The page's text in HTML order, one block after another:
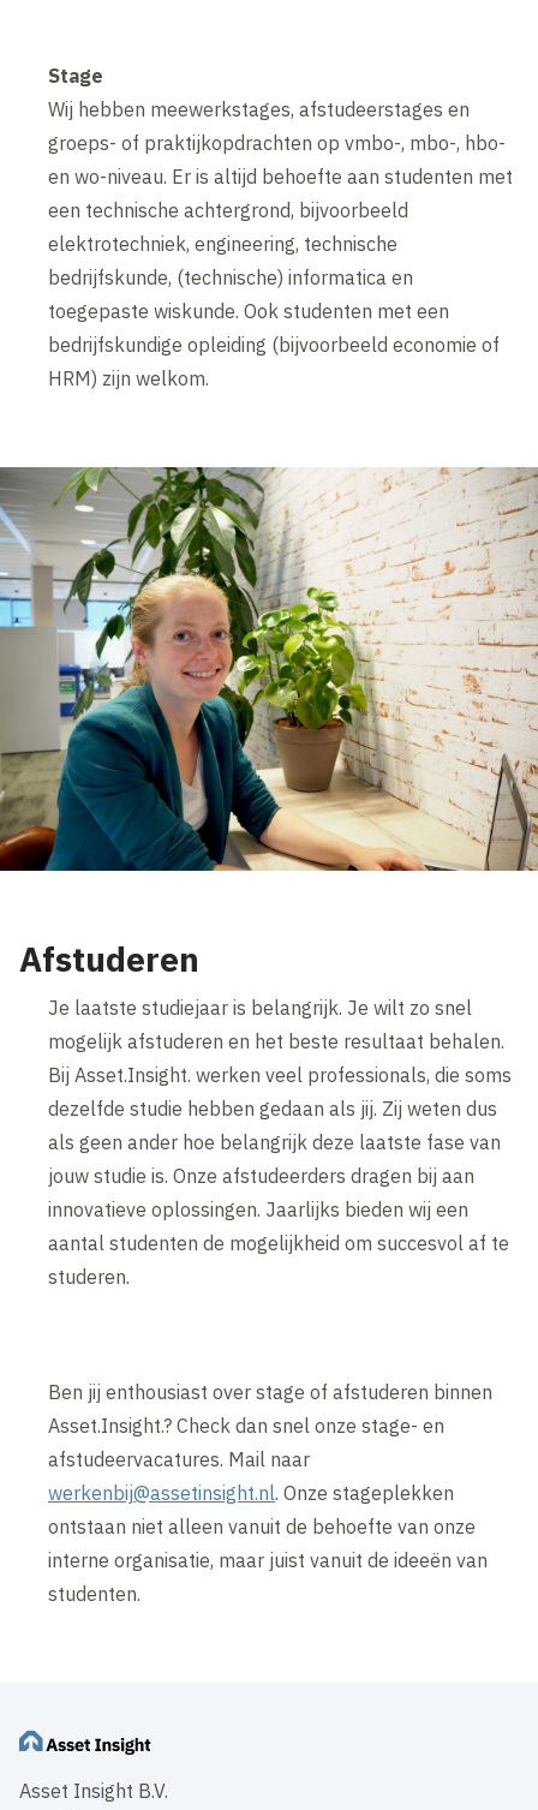
Stage
Wij hebben meewerkstages, afstudeerstages en
groeps- of praktijkopdrachten op vmbo-, mbo-, hbo-
en wo-niveau. Er is altijd behoefte aan studenten met
een technische achtergrond, bijvoorbeeld
elektrotechniek, engineering, technische
bedrijfskunde, (technische) informatica en
toegepaste wiskunde. Ook studenten met een
bedrijfskundige opleiding (bijvoorbeeld economie of
HRM) zijn welkom.
Afstuderen
Je laatste studiejaar is belangrijk. Je wilt zo snel
mogelijk afstuderen en het beste resultaat behalen.
Bij Asset.Insight. werken veel professionals, die soms
dezelfde studie hebben gedaan als jij. Zij weten dus
als geen ander hoe belangrijk deze laatste fase van
jouw studie is. Onze afstudeerders dragen bij aan
innovatieve oplossingen. Jaarlijks bieden wij een
aantal studenten de mogelijkheid om succesvol af te
studeren.
Ben jij enthousiast over stage of afstuderen binnen
Asset.Insight.? Check dan snel onze stage- en
afstudeervacatures. Mail naar
werkenbij@assetinsight.nl. Onze stageplekken
ontstaan niet alleen vanuit de behoefte van onze
interne organisatie, maar juist vanuit de ideeën van
studenten.
Asset Insight B.V.